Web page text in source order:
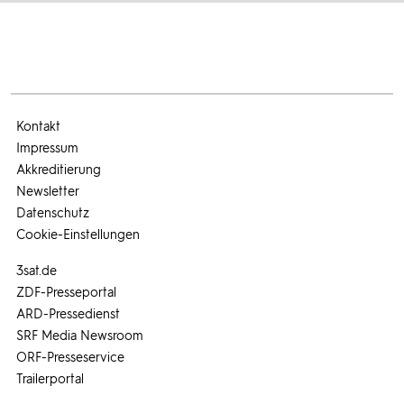
3sat.de
ZDF-Presseportal
ARD-Pressedienst
SRF Media Newsroom
ORF-Presseservice
Trailerportal
Kontakt
Impressum
Akkreditierung
Newsletter
Datenschutz
Cookie-Einstellungen